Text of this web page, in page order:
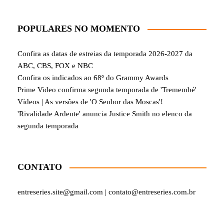
POPULARES NO MOMENTO
Confira as datas de estreias da temporada 2026-2027 da
ABC, CBS, FOX e NBC
Confira os indicados ao 68º do Grammy Awards
Prime Video confirma segunda temporada de 'Tremembé'
Vídeos | As versões de 'O Senhor das Moscas'!
'Rivalidade Ardente' anuncia Justice Smith no elenco da
segunda temporada
CONTATO
entreseries.site@gmail.com | contato@entreseries.com.br